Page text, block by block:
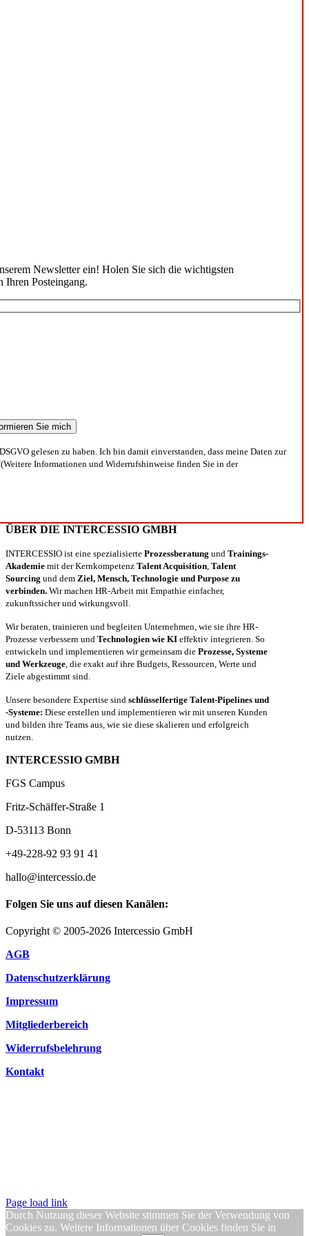
Newsletter ein! Holen Sie sich die wichtigsten
Ihren Posteingang.
gelesen zu haben. Ich bin damit einverstanden, dass meine Daten zur
Informationen und Widerrufshinweise finden Sie in der
ÜBER DIE INTERCESSIO GMBH
INTERCESSIO ist eine spezialisierte Prozessberatung und Trainings-
Akademie mit der Kernkompetenz Talent Acquisition Talent
Sourcing und dem Ziel, Mensch, Technologie und Purpose zu
verbinden. Wir machen HR-Arbeit mit Empathie einfacher,
zukunftssicher und wirkungsvoll.
Wir beraten, trainieren und begleiten Unternehmen, wie sie ihre HR-
Prozesse verbessern und Technologien wie KI effektiv integrieren. So
entwickeln und implementieren wir gemeinsam die Prozesse, Systeme
und Werkzeuge , die exakt auf ihre Budgets, Ressourcen, Werte und
Ziele abgestimmt sind.
Unsere besondere Expertise sind schlüsselfertige Talent-Pipelines und
-Systeme: Diese erstellen und implementieren wir mit unseren Kunden
und bilden ihre Teams aus, wie sie diese skalieren und erfolgreich
nutzen.
INTERCESSIO GMBH
FGS Campus
Fritz-Schäffer-Straße 1
D-53113 Bonn
+49-228-92 93 91 41
hallo@intercessio.de
Folgen Sie uns auf diesen Kanälen:
Copyright © 2005-2026 Intercessio GmbH
AGB
Datenschutzerklärung
Impressum
Mitgliederbereich
Widerrufsbelehrung
Kontakt
Page load link
Durch Nutzung dieser Website stimmen Sie der Verwendung von
Cookies zu. Weitere Informationen über Cookies finden Sie in